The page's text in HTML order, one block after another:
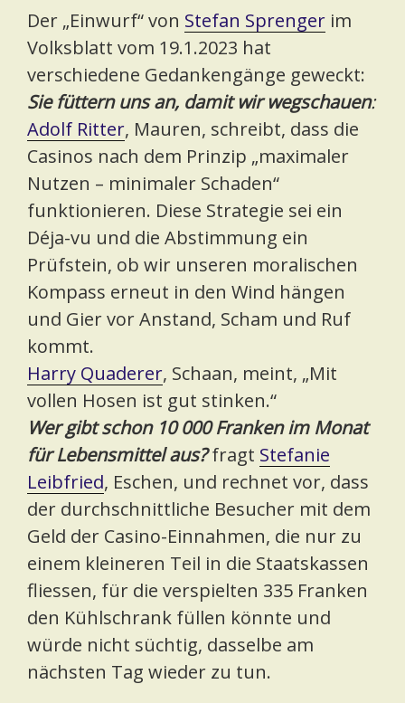
Der „Einwurf“ von Stefan Sprenger im
Volksblatt vom 19.1.2023 hat
verschiedene Gedankengänge geweckt:
Sie füttern uns an, damit wir wegschauen:
Adolf Ritter, Mauren, schreibt, dass die
Casinos nach dem Prinzip „maximaler
Nutzen – minimaler Schaden“
funktionieren. Diese Strategie sei ein
Déja-vu und die Abstimmung ein
Prüfstein, ob wir unseren moralischen
Kompass erneut in den Wind hängen
und Gier vor Anstand, Scham und Ruf
kommt.
Harry Quaderer, Schaan, meint, „Mit
vollen Hosen ist gut stinken.“
Wer gibt schon 10 000 Franken im Monat
für Lebensmittel aus?fragt Stefanie
Leibfried, Eschen, und rechnet vor, dass
der durchschnittliche Besucher mit dem
Geld der Casino-Einnahmen, die nur zu
einem kleineren Teil in die Staatskassen
fliessen, für die verspielten 335 Franken
den Kühlschrank füllen könnte und
würde nicht süchtig, dasselbe am
nächsten Tag wieder zu tun.